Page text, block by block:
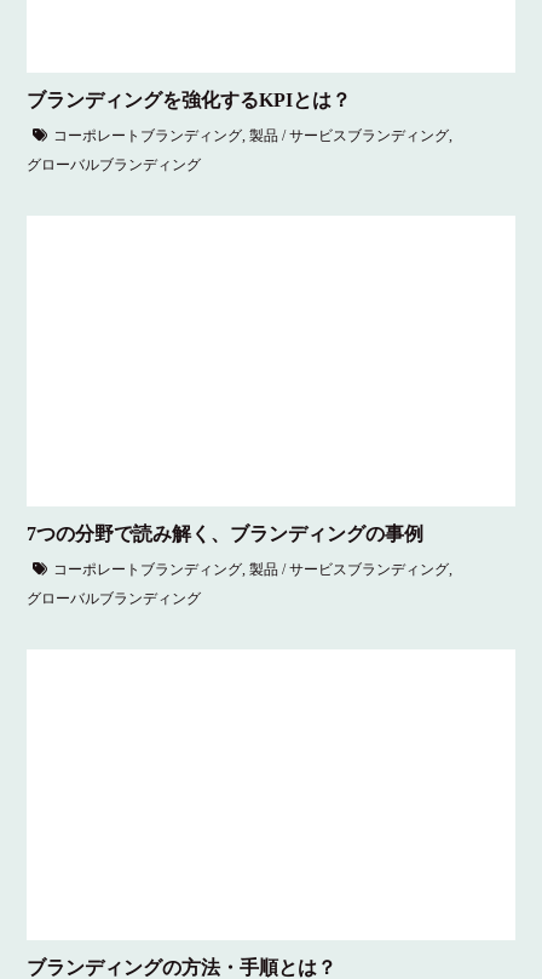
ブランディングを強化するKPIとは？
コーポレートブランディング,製品 / サービスブランディング,
グローバルブランディング
7つの分野で読み解く、ブランディングの事例
コーポレートブランディング,製品 / サービスブランディング,
グローバルブランディング
ブランディングの方法・手順とは？